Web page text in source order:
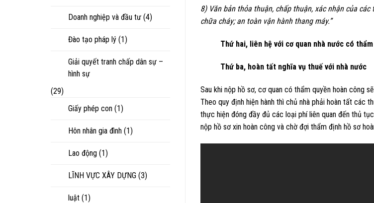
Doanh nghiệp và đầu tư (4)
Đào tạo pháp lý (1)
Giải quyết tranh chấp dân sự –
hình sự
(29)
Giấy phép con (1)
Hôn nhân gia đình (1)
Lao động (1)
LĨNH VỰC XÂY DỰNG (3)
luật (1)
8) Văn bản thỏa thuận, chấp thuận, xác nhận của
chữa cháy; an toàn vận hành thang máy.”
Thứ hai, liên hệ với cơ quan nhà nước có thẩm
Thứ ba, hoàn tất nghĩa vụ thuế với nhà nước
Sau khi nộp hồ sơ, cơ quan có thẩm quyền hoàn công
Theo quy định hiện hành thì chủ nhà phải hoàn tất
thực hiện đóng đầy đủ các loại phí liên quan đến thủ
nộp hồ sơ xin hoàn công và chờ đợi thẩm định hồ sơ